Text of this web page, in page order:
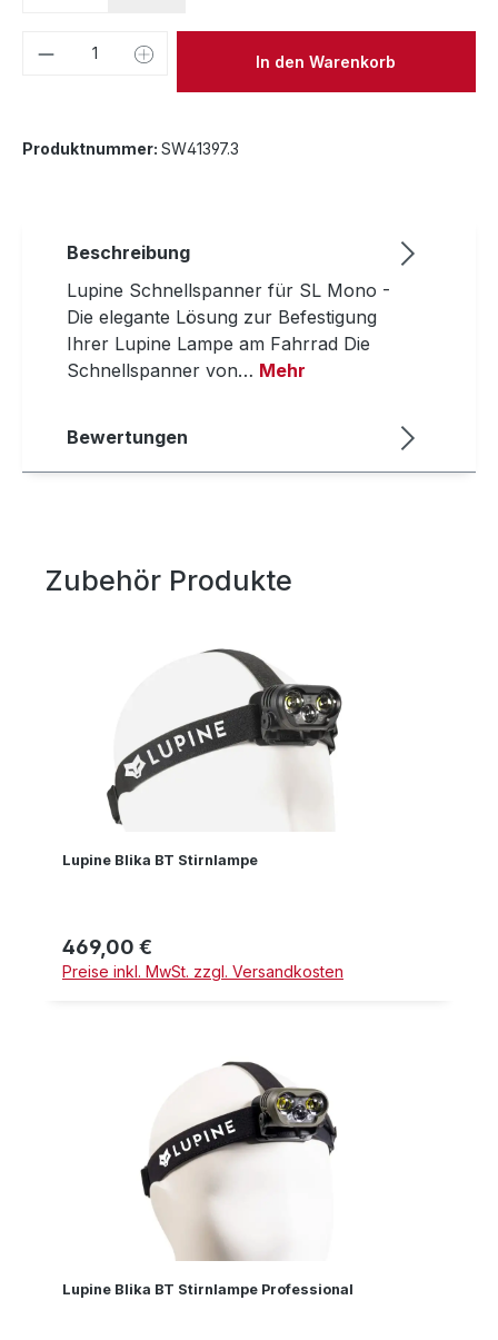
Produkt Anzahl: Gib denIn den Warenkorb
Produktnummer: SW41397.3
Beschreibung
Lupine Schnellspanner für SL Mono -
Die elegante Lösung zur Befestigung
Ihrer Lupine Lampe am Fahrrad Die
Schnellspanner von… Mehr
Bewertungen
Produktgalerie überspringen
Zubehör Produkte
Lupine Blika BT Stirnlampe
Regulärer Preis:
469,00 €
Preise inkl. MwSt. zzgl. Versandkosten
Lupine Blika BT Stirnlampe Professional